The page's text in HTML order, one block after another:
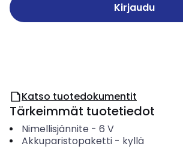
Kirjaudu
Katso tuotedokumentit
Tärkeimmät tuotetiedot
Nimellisjännite - 6 V
Akkuparistopaketti- kyllä